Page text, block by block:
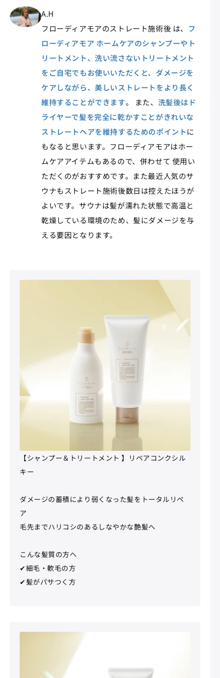
A.H
フローディアモアのストレート施術後 は、 フ
ローディアモア ホームケアのシャンプーやト
リートメント、洗い流さないトリートメント
をご自宅でもお使いいただくと、ダメージを
ケアしながら、美しいストレートをより長く
維持することができます。 また、 洗髪後はド
ライヤーで髪を完全に乾かすことがきれいな
ストレートヘアを維持するためのポイントに
もなると思います。フローディアモアはホー
ムケアアイテムもあるので、併わせて 使用い
ただくのがおすすめです。また最近人気のサ
ウナもストレート施術後数日は控えたほうが
よいです。サウナは髪が濡れた状態で高温と
乾燥している環境のため、髪にダメージを与
える要因となります。
【シャンプー＆トリートメント 】リペアコンクシル
キー
ダメージの蓄積により弱くなった髪をトータルリペ
ア
毛先までハリコシのあるしなやかな艶髪へ
こんな髪質の方へ
✔細毛・軟毛の方
✔髪がパサつく方